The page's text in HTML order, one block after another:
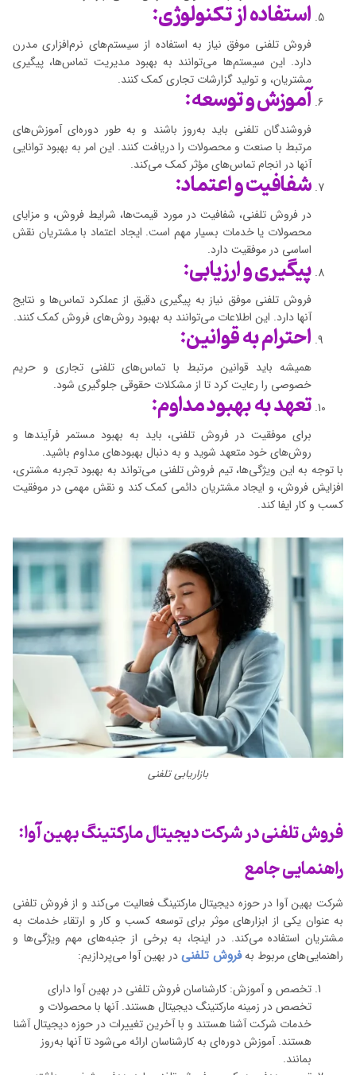
استفاده از تکنولوژی:
فروش تلفنی موفق نیاز به استفاده از سیستم‌های نرم‌افزاری مدرن
دارد. این سیستم‌ها می‌توانند به بهبود مدیریت تماس‌ها، پیگیری
مشتریان، و تولید گزارشات تجاری کمک کنند.
آموزش و توسعه:
فروشندگان تلفنی باید به‌روز باشند و به طور دوره‌ای آموزش‌های
مرتبط با صنعت و محصولات را دریافت کنند. این امر به بهبود توانایی
آنها در انجام تماس‌های مؤثر کمک می‌کند.
شفافیت و اعتماد:
در فروش تلفنی، شفافیت در مورد قیمت‌ها، شرایط فروش، و مزایای
محصولات یا خدمات بسیار مهم است. ایجاد اعتماد با مشتریان نقش
اساسی در موفقیت دارد.
پیگیری و ارزیابی:
فروش تلفنی موفق نیاز به پیگیری دقیق از عملکرد تماس‌ها و نتایج
آنها دارد. این اطلاعات می‌توانند به بهبود روش‌های فروش کمک کنند.
احترام به قوانین:
همیشه باید قوانین مرتبط با تماس‌های تلفنی تجاری و حریم
خصوصی را رعایت کرد تا از مشکلات حقوقی جلوگیری شود.
تعهد به بهبود مداوم:
برای موفقیت در فروش تلفنی، باید به بهبود مستمر فرآیند‌ها و
روش‌های خود متعهد شوید و به دنبال بهبود‌های مداوم باشید.
با توجه به این ویژگی‌ها، تیم فروش تلفنی می‌تواند به بهبود تجربه مشتری،
افزایش فروش، و ایجاد مشتریان دائمی کمک کند و نقش مهمی در موفقیت
کسب و کار ایفا کند.
بازاریابی تلفنی
فروش تلفنی در شرکت دیجیتال مارکتینگ بهین آوا:
راهنمایی جامع
شرکت بهین آوا در حوزه دیجیتال مارکتینگ فعالیت می‌کند و از فروش تلفنی
به عنوان یکی از ابزارهای موثر برای توسعه کسب و کار و ارتقاء خدمات به
مشتریان استفاده می‌کند. در اینجا، به برخی از جنبه‌های مهم ویژگی‌ها و
راهنمایی‌های مربوط بهفروش تلفنیدر بهین آوا می‌پردازیم:
تخصص و آموزش: کارشناسان فروش تلفنی در بهین آوا دارای
تخصص در زمینه مارکتینگ دیجیتال هستند. آنها با محصولات و
خدمات شرکت آشنا هستند و با آخرین تغییرات در حوزه دیجیتال آشنا
هستند. آموزش دوره‌ای به کارشناسان ارائه می‌شود تا آنها به‌روز
بمانند.